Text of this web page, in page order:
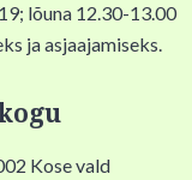
lõuna 12.30-13.00
ja asjaajamiseks.
Kose vald